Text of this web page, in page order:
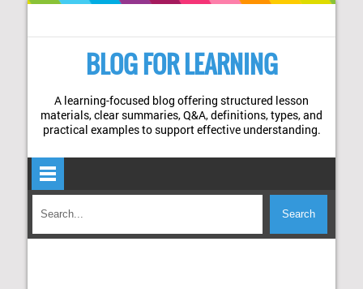
BLOG FOR LEARNING
A learning-focused blog offering structured lesson
materials, clear summaries, Q&A, definitions, types, and
practical examples to support effective understanding.